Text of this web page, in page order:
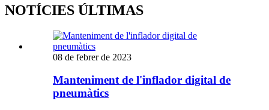
NOTÍCIES ÚLTIMAS
08 de febrer de 2023
Manteniment de l'inflador digital de
pneumàtics